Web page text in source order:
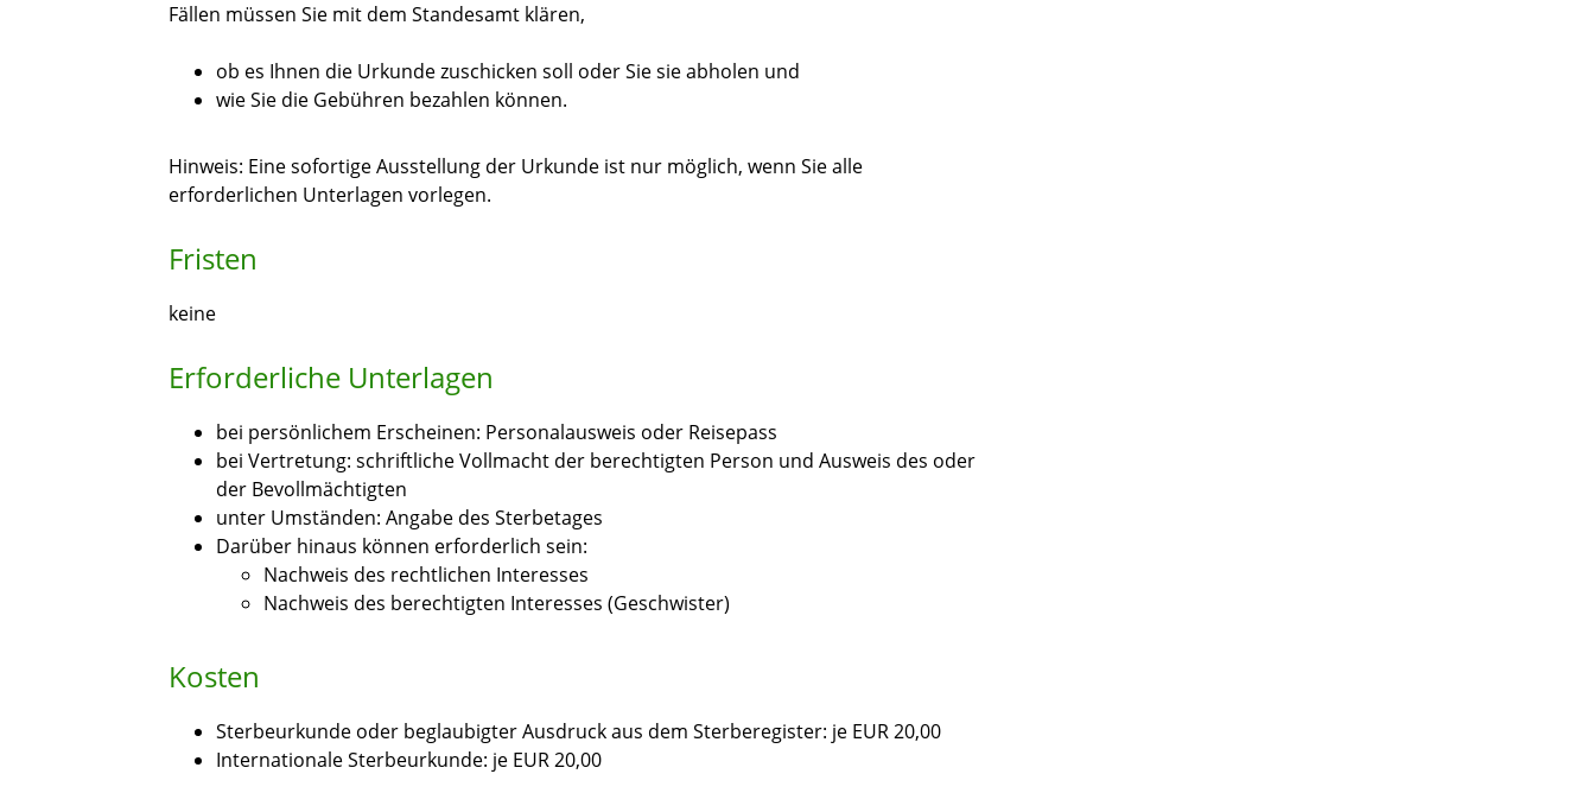
Fällen müssen Sie mit dem Standesamt klären,
ob es Ihnen die Urkunde zuschicken soll oder Sie sie abholen und
wie Sie die Gebühren bezahlen können.
Hinweis: Eine sofortige Ausstellung der Urkunde ist nur möglich, wenn Sie alle
erforderlichen Unterlagen vorlegen.
Fristen
keine
Erforderliche Unterlagen
bei persönlichem Erscheinen: Personalausweis oder Reisepass
bei Vertretung: schriftliche Vollmacht der berechtigten Person und Ausweis des oder
der Bevollmächtigten
unter Umständen: Angabe des Sterbetages
Darüber hinaus können erforderlich sein:
Nachweis des rechtlichen Interesses
Nachweis des berechtigten Interesses (Geschwister)
Kosten
Sterbeurkunde oder beglaubigter Ausdruck aus dem Sterberegister: je EUR 20,00
Internationale Sterbeurkunde: je EUR 20,00